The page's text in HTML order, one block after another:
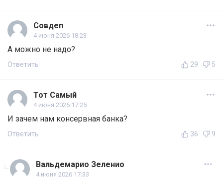
Совдеп
4 июня 2026 18:23
А можно не надо?
Ответить 29 5
Тот Самый
4 июня 2026 17:25
И зачем нам консервная банка?
Ответить 36 9
Вальдемарио Зеленио
4 июня 2026 17:33